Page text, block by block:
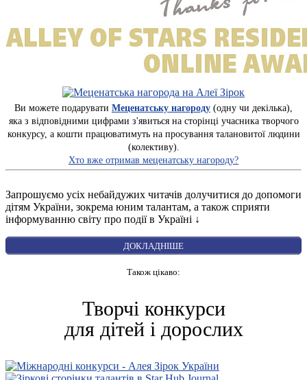
Ви можете подарувати Меценатську нагороду (одну чи декілька),
яка з відповідними цифрами з'явиться на сторінці учасника творчого
конкурсу, а кошти працюватимуть на просування талановитої людини
(колективу).
Хто вже отримав меценатську нагороду?
Запрошуємо усіх небайдужих читачів долучитися до допомоги
дітям України, зокрема юним талантам, а також сприяти
інформуванню світу про події в Україні ↓
ДОКЛАДНІШЕ
Також цікаво:
Творчі конкурси
для дітей і дорослих